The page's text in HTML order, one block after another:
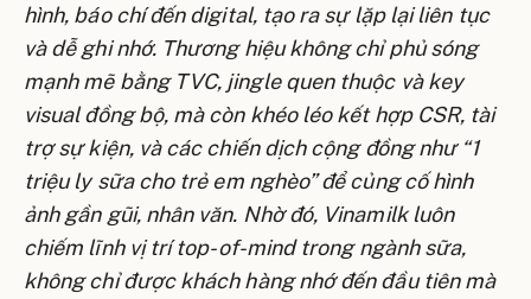
hình, báo chí đến digital, tạo ra sự lặp lại liên tục
và dễ ghi nhớ. Thương hiệu không chỉ phủ sóng
mạnh mẽ bằng TVC, jingle quen thuộc và key
visual đồng bộ, mà còn khéo léo kết hợp CSR, tài
trợ sự kiện, và các chiến dịch cộng đồng như “1
triệu ly sữa cho trẻ em nghèo” để củng cố hình
ảnh gần gũi, nhân văn. Nhờ đó, Vinamilk luôn
chiếm lĩnh vị trí top-of-mind trong ngành sữa,
không chỉ được khách hàng nhớ đến đầu tiên mà